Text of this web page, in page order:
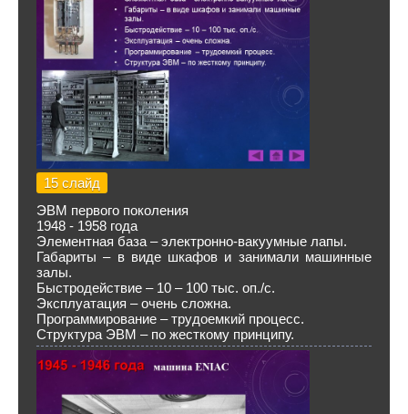
15 слайд
ЭВМ первого поколения
1948 - 1958 года
Элементная база – электронно-вакуумные лапы.
Габариты – в виде шкафов и занимали машинные
залы.
Быстродействие – 10 – 100 тыс. оп./с.
Эксплуатация – очень сложна.
Программирование – трудоемкий процесс.
Структура ЭВМ – по жесткому принципу.